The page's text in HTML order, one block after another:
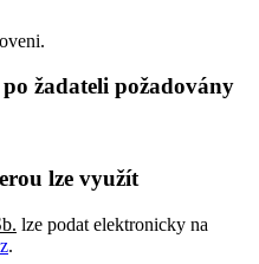
žadateli požadovány
lze využít
lze podat elektronicky na
.